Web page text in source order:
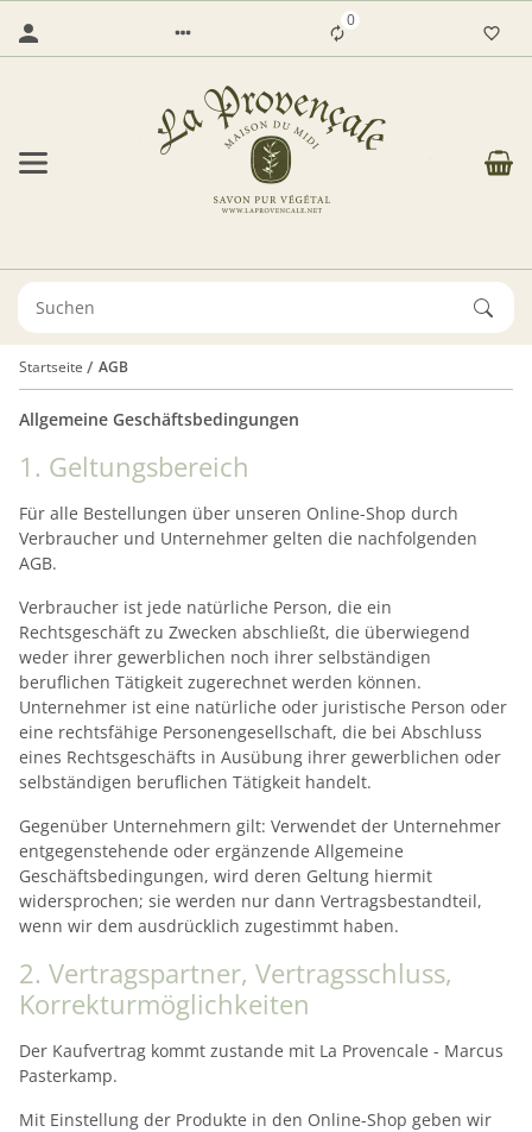
0
Startseite AGB
Allgemeine Geschäftsbedingungen
1. Geltungsbereich
Für alle Bestellungen über unseren Online-Shop durch
Verbraucher und Unternehmer gelten die nachfolgenden
AGB.
Verbraucher ist jede natürliche Person, die ein
Rechtsgeschäft zu Zwecken abschließt, die überwiegend
weder ihrer gewerblichen noch ihrer selbständigen
beruflichen Tätigkeit zugerechnet werden können.
Unternehmer ist eine natürliche oder juristische Person oder
eine rechtsfähige Personengesellschaft, die bei Abschluss
eines Rechtsgeschäfts in Ausübung ihrer gewerblichen oder
selbständigen beruflichen Tätigkeit handelt.
Gegenüber Unternehmern gilt: Verwendet der Unternehmer
entgegenstehende oder ergänzende Allgemeine
Geschäftsbedingungen, wird deren Geltung hiermit
widersprochen; sie werden nur dann Vertragsbestandteil,
wenn wir dem ausdrücklich zugestimmt haben.
2. Vertragspartner, Vertragsschluss,
Korrekturmöglichkeiten
Der Kaufvertrag kommt zustande mit La Provencale - Marcus
Pasterkamp.
Mit Einstellung der Produkte in den Online-Shop geben wir